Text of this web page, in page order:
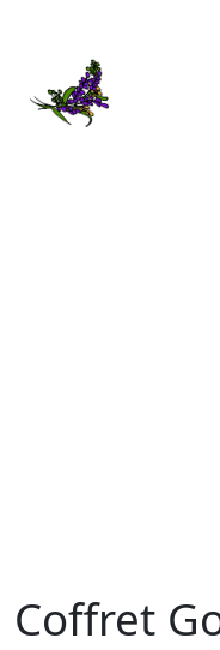
Coffret